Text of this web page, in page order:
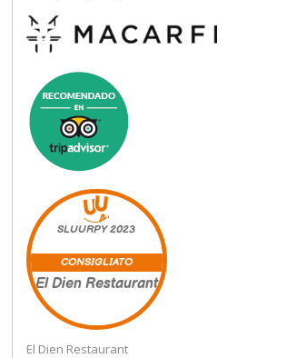
SLUURPY2023
CONSIGLIATO
El Dien Restaurant
El Dien Restaurant